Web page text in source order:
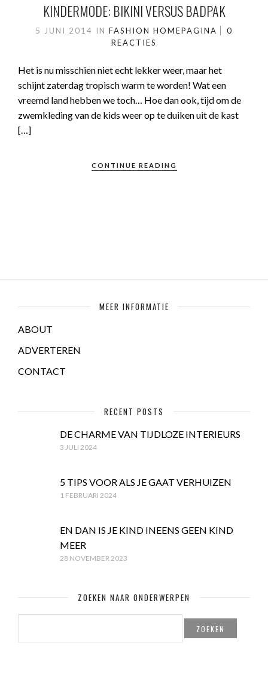
KINDERMODE: BIKINI VERSUS BADPAK
5 JUNI 2014 IN FASHION HOMEPAGINA
0
REACTIES
Het is nu misschien niet echt lekker weer, maar het
schijnt zaterdag tropisch warm te worden! Wat een
vreemd land hebben we toch… Hoe dan ook, tijd om de
zwemkleding van de kids weer op te duiken uit de kast
[…]
CONTINUE READING
MEER INFORMATIE
ABOUT
ADVERTEREN
CONTACT
RECENT POSTS
DE CHARME VAN TIJDLOZE INTERIEURS
3 JULI 2024
5 TIPS VOOR ALS JE GAAT VERHUIZEN
1 FEBRUARI 2024
EN DAN IS JE KIND INEENS GEEN KIND
MEER
28 NOVEMBER 2023
ZOEKEN NAAR ONDERWERPEN
ZOEKEN